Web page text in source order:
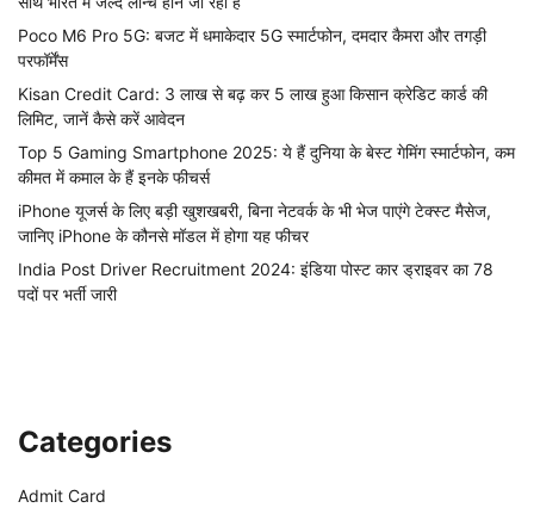
Poco M6 Pro 5G: बजट में धमाकेदार 5G स्मार्टफोन, दमदार कैमरा और तगड़ी
परफॉर्मेंस
Kisan Credit Card: 3 लाख से बढ़ कर 5 लाख हुआ किसान क्रेडिट कार्ड की
लिमिट, जानें कैसे करें आवेदन
Top 5 Gaming Smartphone 2025: ये हैं दुनिया के बेस्ट गेमिंग स्मार्टफोन, कम
कीमत में कमाल के हैं इनके फीचर्स
iPhone यूजर्स के लिए बड़ी खुशखबरी, बिना नेटवर्क के भी भेज पाएंगे टेक्स्ट मैसेज,
जानिए iPhone के कौनसे मॉडल में होगा यह फीचर
India Post Driver Recruitment 2024: इंडिया पोस्ट कार ड्राइवर का 78
पदों पर भर्ती जारी
Categories
Admit Card